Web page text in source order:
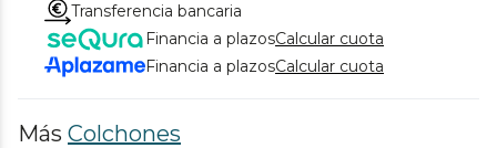
Transferencia bancaria
Financia a plazosCalcular cuota
Financia a plazosCalcular cuota
Más Colchones